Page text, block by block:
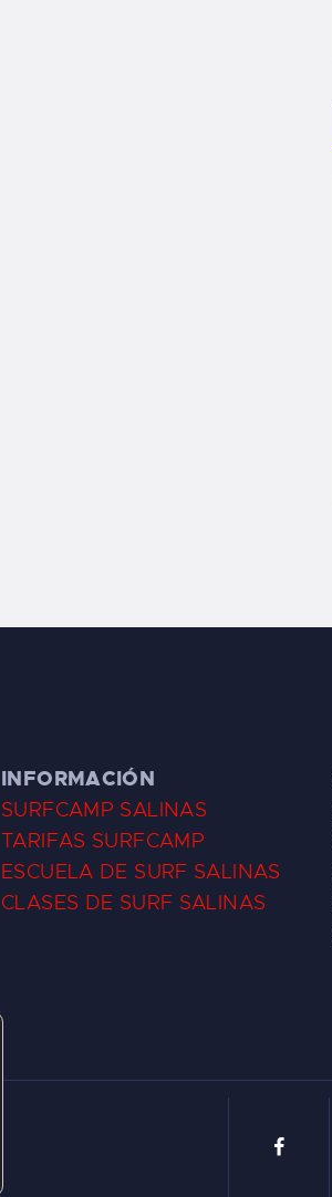
INFORMACIÓN
SURFCAMP SALINAS
TARIFAS SURFCAMP
ESCUELA DE SURF SALINAS
CLASES DE SURF SALINAS